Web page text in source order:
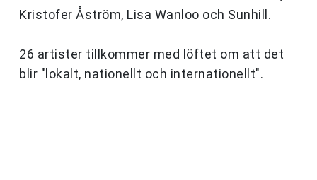
Kristofer Åström, Lisa Wanloo och Sunhill.
26 artister tillkommer med löftet om att det
blir "lokalt, nationellt och internationellt".